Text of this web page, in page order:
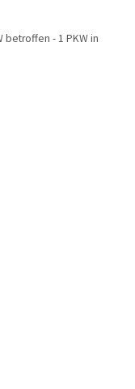
betroffen - 1 PKW in